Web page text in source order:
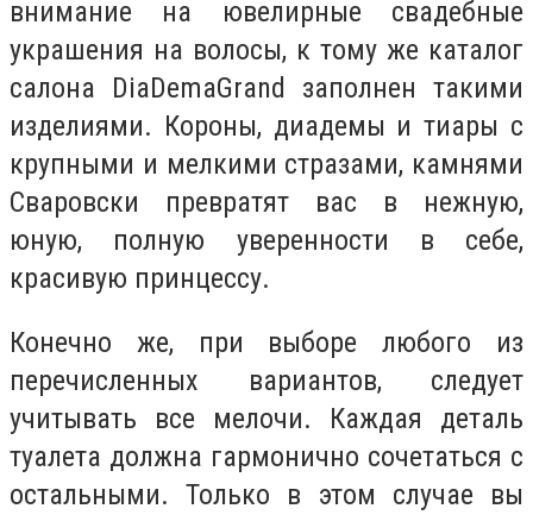
внимание на ювелирные свадебные
украшения на волосы, к тому же каталог
салона DiaDemaGrand заполнен такими
изделиями. Короны, диадемы и тиары с
крупными и мелкими стразами, камнями
Сваровски превратят вас в нежную,
юную, полную уверенности в себе,
красивую принцессу.
Конечно же, при выборе любого из
перечисленных вариантов, следует
учитывать все мелочи. Каждая деталь
туалета должна гармонично сочетаться с
остальными. Только в этом случае вы